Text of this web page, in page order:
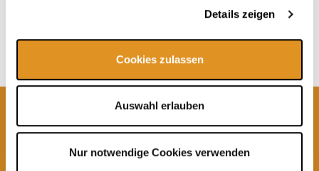
Details zeigen
Cookies zulassen
Auswahl erlauben
Nur notwendige Cookies verwenden
Current Offers